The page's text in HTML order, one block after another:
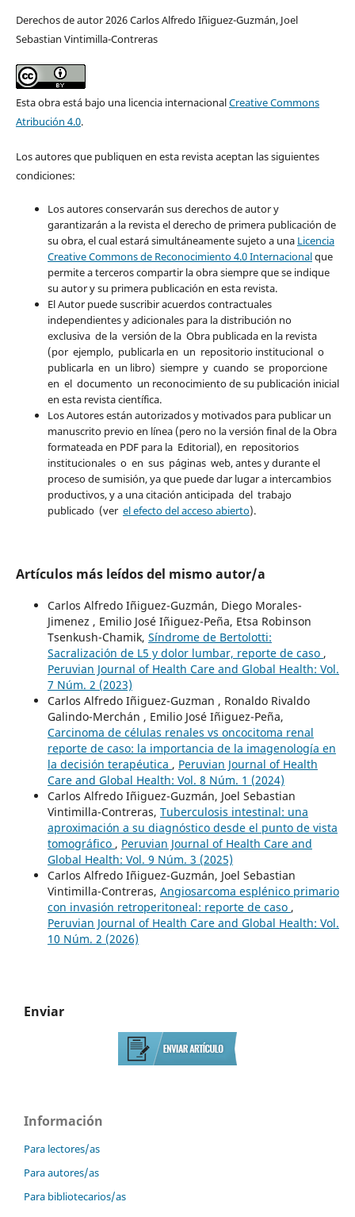
Derechos de autor 2026 Carlos Alfredo Iñiguez-Guzmán, Joel
Sebastian Vintimilla-Contreras
Esta obra está bajo una licencia internacionalCreative Commons
Atribución 4.0.
Los autores que publiquen en esta revista aceptan las siguientes
condiciones:
Los autores conservarán sus derechos de autor y
garantizarán a la revista el derecho de primera publicación de
su obra, el cual estará simultáneamente sujeto a una Licencia
Creative Commons de Reconocimiento 4.0 Internacionalque
permite a terceros compartir la obra siempre que se indique
su autor y su primera publicación en esta revista.
El Autor puede suscribir acuerdos contractuales
independientes y adicionales para la distribución no
exclusiva de la versión de la Obra publicada en la revista
(por ejemplo, publicarla en un repositorio institucional o
publicarla en un libro) siempre y cuando se proporcione
en el documento un reconocimiento de su publicación inicial
en esta revista científica.
Los Autores están autorizados y motivados para publicar un
manuscrito previo en línea (pero no la versión final de la Obra
formateada en PDF para la Editorial), en repositorios
institucionales o en sus páginas web, antes y durante el
proceso de sumisión, ya que puede dar lugar a intercambios
productivos, y a una citación anticipada del trabajo
publicado (ver el efecto del acceso abierto).
Artículos más leídos del mismo autor/a
Carlos Alfredo Iñiguez-Guzmán, Diego Morales-
Jimenez , Emilio José Iñiguez-Peña, Etsa Robinson
Tsenkush-Chamik, Síndrome de Bertolotti:
Sacralización de L5 y dolor lumbar, reporte de caso ,
Peruvian Journal of Health Care and Global Health: Vol.
7 Núm. 2 (2023)
Carlos Alfredo Iñiguez-Guzman , Ronaldo Rivaldo
Galindo-Merchán , Emilio José Iñiguez-Peña,
Carcinoma de células renales vs oncocitoma renal
reporte de caso: la importancia de la imagenología en
la decisión terapéutica , Peruvian Journal of Health
Care and Global Health: Vol. 8 Núm. 1 (2024)
Carlos Alfredo Iñiguez-Guzmán, Joel Sebastian
Vintimilla-Contreras, Tuberculosis intestinal: una
aproximación a su diagnóstico desde el punto de vista
tomográfico , Peruvian Journal of Health Care and
Global Health: Vol. 9 Núm. 3 (2025)
Carlos Alfredo Iñiguez-Guzmán, Joel Sebastian
Vintimilla-Contreras, Angiosarcoma esplénico primario
con invasión retroperitoneal: reporte de caso ,
Peruvian Journal of Health Care and Global Health: Vol.
10 Núm. 2 (2026)
Enviar
Información
Para lectores/as
Para autores/as
Para bibliotecarios/as